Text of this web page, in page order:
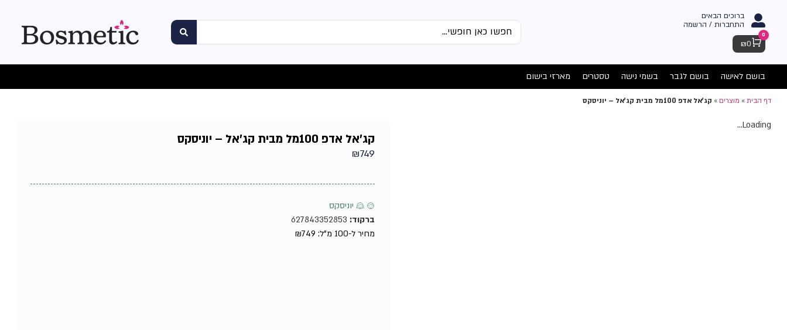
ברוכים הבאים
התחברות / הרשמה
Cart
0
₪0
בושם לאישה בושם לגבר בשמי נישה טסטרים מארזי בישום
דף הבית» מוצרים» קג'אל אדפ 100מל מבית קג'אל – יוניסקס
Loading...
קג'אל אדפ 100מל מבית קג'אל – יוניסקס
₪749
♂ ♀ יוניסקס
ברקוד:
מחיר ל-100 מ"ל:
₪749